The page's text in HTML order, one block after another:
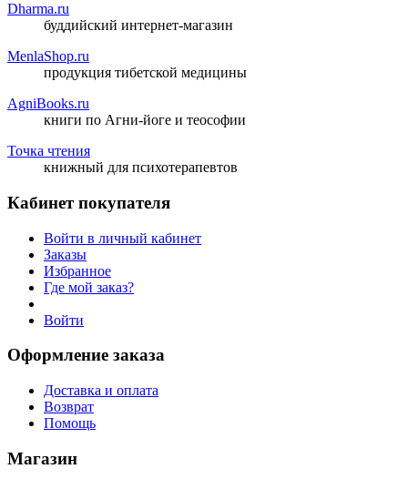
Dharma.ru
буддийский интернет-магазин
MenlaShop.ru
продукция тибетской медицины
AgniBooks.ru
книги по Агни-йоге и теософии
Точка чтения
книжный для психотерапевтов
Кабинет покупателя
Войти в личный кабинет
Заказы
Избранное
Где мой заказ?
Войти
Оформление заказа
Доставка и оплата
Возврат
Помощь
Магазин